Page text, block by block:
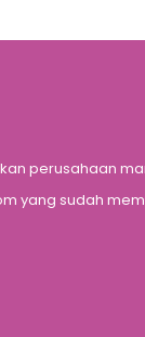
perusahaan
yang sudah